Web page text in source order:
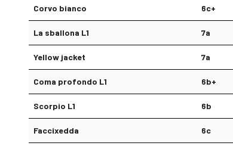
Corvo bianco 6c+
La sballona L1 7a
Yellow jacket 7a
Coma profondo L1 6b+
Scorpio L1 6b
Faccixedda 6c